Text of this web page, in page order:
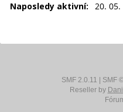
Naposledy aktivní:
20. 05.
SMF 2.0.11 SMF
Reseller by